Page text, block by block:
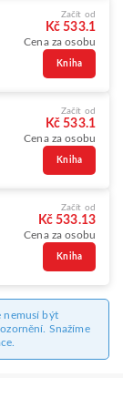
Začít od
Kč 533.1
Cena za osobu
Kniha
Začít od
Kč 533.1
Cena za osobu
Kniha
Začít od
Kč 533.13
Cena za osobu
Kniha
nemusí být
Snažíme